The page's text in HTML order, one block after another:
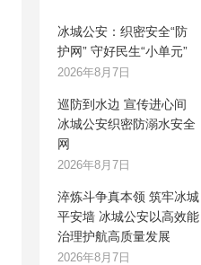
冰城公安：织密安全“防
护网” 守好民生“小单元”
2026年8月7日
巡防到水边 宣传进心间
冰城公安织密防溺水安全
网
2026年8月7日
淬炼斗争真本领 筑牢冰城
平安墙 冰城公安以高效能
治理护航高质量发展
2026年8月7日